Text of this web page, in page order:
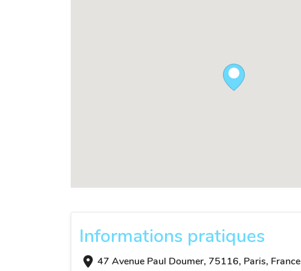
Informations pratiques
47 Avenue Paul Doumer, 75116, Paris, France